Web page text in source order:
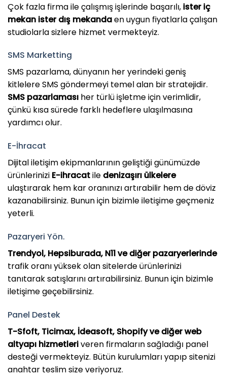
Çok fazla firma ile çalışmış işlerinde başarılı, ister iç
mekan ister dış mekandaen uygun fiyatlarla çalışan
studiolarla sizlere hizmet vermekteyiz.
SMS Marketting
SMS pazarlama, dünyanın her yerindeki geniş
kitlelere SMS göndermeyi temel alan bir stratejidir.
SMS pazarlaması her türlü işletme için verimlidir,
çünkü kısa sürede farklı hedeflere ulaşılmasına
yardımcı olur.
E-İhracat
Dijital iletişim ekipmanlarının geliştiği günümüzde
ürünlerinizi E-ihracatile denizaşırı ülkelere
ulaştırarak hem kar oranınızı artırabilir hem de döviz
kazanabilirsiniz. Bunun için bizimle iletişime geçmeniz
yeterli.
Pazaryeri Yön.
Trendyol, Hepsiburada, N11 ve diğer pazaryerlerinde
trafik oranı yüksek olan sitelerde ürünlerinizi
tanıtarak satışlarını artırabilirsiniz. Bunun için bizimle
iletişime geçebilirsiniz.
Panel Destek
T-Sfoft, Ticimax, İdeasoft, Shopify ve diğer web
altyapı hizmetleriveren firmaların sağladığı panel
desteği vermekteyiz. Bütün kurulumları yapıp sitenizi
anahtar teslim size veriyoruz.